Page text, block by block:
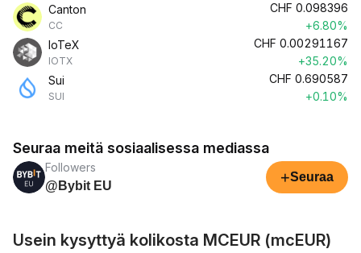
Canton
CC
CHF 0.098396
+6.80%
IoTeX
IOTX
CHF 0.00291167
+35.20%
Sui
SUI
CHF 0.690587
+0.10%
Seuraa meitä sosiaalisessa mediassa
Followers
@Bybit EU
+Seuraa
Usein kysyttyä kolikosta MCEUR (mcEUR)